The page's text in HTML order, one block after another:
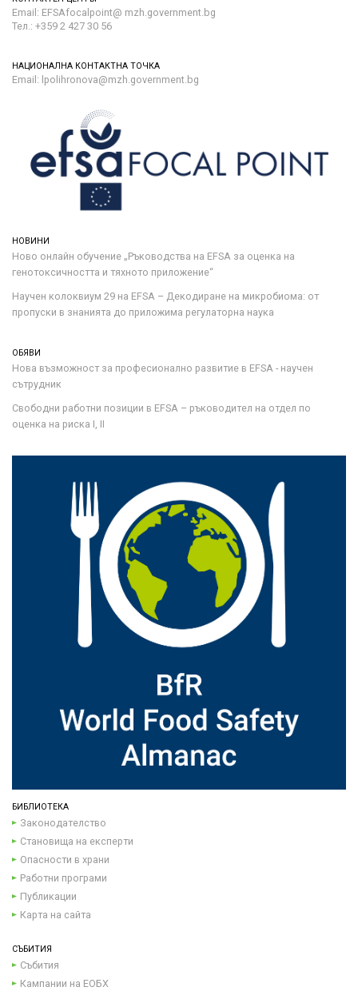
Email: EFSAfocalpoint@ mzh.government.bg
Тел.: +359 2 427 30 56
НАЦИОНАЛНА КОНТАКТНА ТОЧКА
Email: lpolihronova@mzh.government.bg
НОВИНИ
Ново онлайн обучение „Ръководства на ЕFSA за оценка на
генотоксичността и тяхното приложение“
Научен колоквиум 29 на EFSA – Декодиране на микробиома: от
пропуски в знанията до приложима регулаторна наука
ОБЯВИ
Нова възможност за професионално развитие в EFSA - научен
сътрудник
Свободни работни позиции в EFSA – ръководител на отдел по
оценка на риска I, II
БИБЛИОТЕКА
Законодателство
Становища на експерти
Опасности в храни
Работни програми
Публикации
Карта на сайта
СЪБИТИЯ
Събития
Кампании на ЕОБХ